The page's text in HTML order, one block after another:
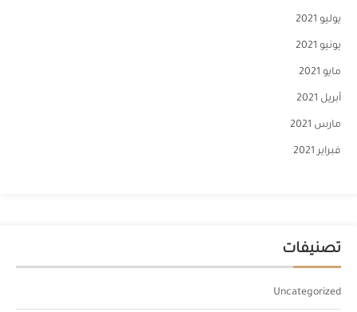
يوليو 2021
يونيو 2021
مايو 2021
أبريل 2021
مارس 2021
فبراير 2021
تصنيفات
Uncategorized